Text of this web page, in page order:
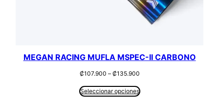
MEGAN RACING MUFLA MSPEC-II CARBONO
₡107.900 – ₡135.900Rango
precios:
Seleccionar opciones